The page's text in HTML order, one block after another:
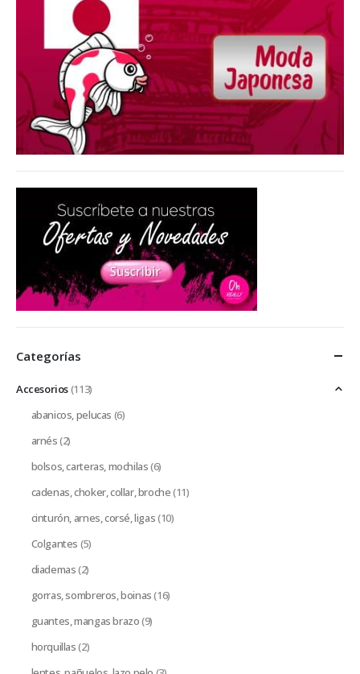
Categorías
Accesorios(113)
abanicos, pelucas (6)
arnés(2)
bolsos, carteras, mochilas(6)
cadenas, choker, collar, broche(11)
cinturón, arnes, corsé, ligas(10)
Colgantes (5)
diademas(2)
gorras, sombreros, boinas(16)
guantes, mangas brazo(9)
horquillas(2)